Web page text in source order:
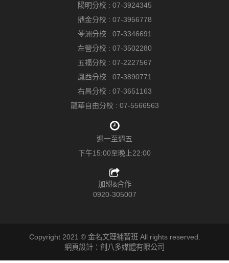
陽明分校 : 07-3924345
鼎金分校 : 07-3956778
苓洲分校 : 07-3346691
左營分校 : 07-3502280
五福分校 : 07-2227567
鳳西分校 : 07-3890771
右昌分校 : 07-3651163
龍華自由分校 : 07-5566563
週一至週五
下午15:00至晚上22:00
加盟&合作
0920-305007
Copyright 2021 © 金名文理補習班 All rights reserved.
網頁設計：創八多媒體有限公司